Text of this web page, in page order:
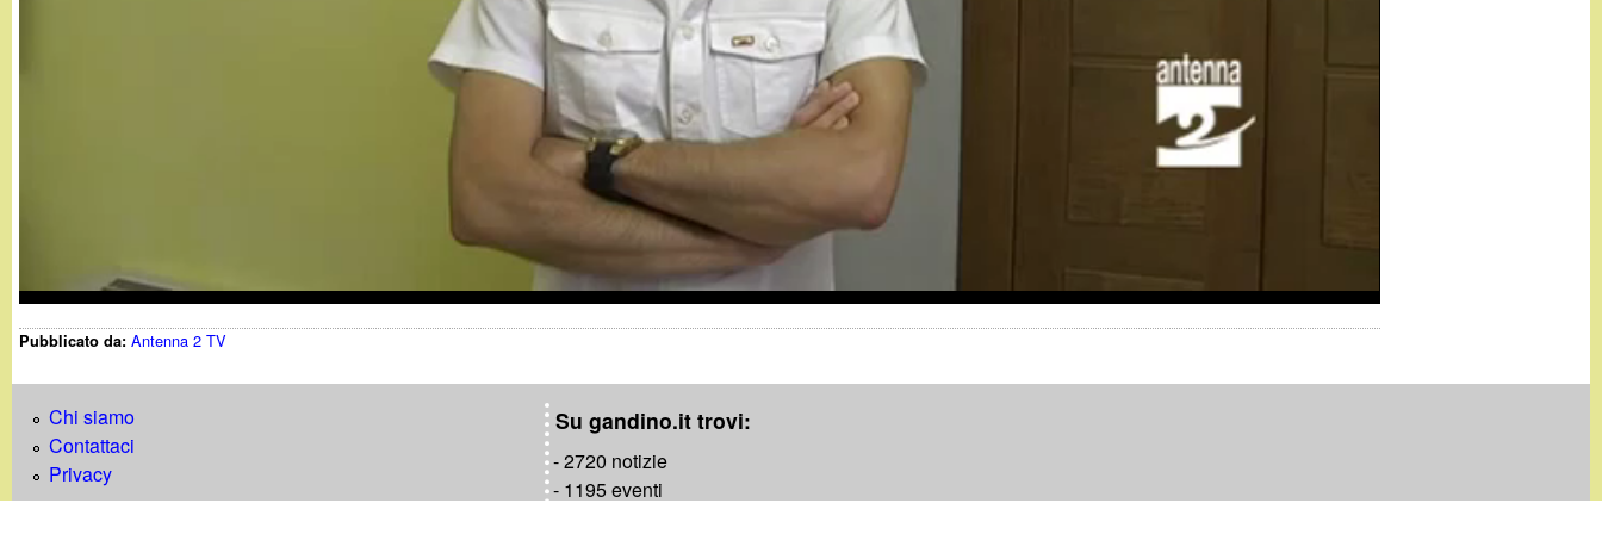
a
y
V
d
e
Pubblicato da:Antenna 2 TV
Chi siamo
Contattaci
Privacy
Su gandino.it trovi:
- 2720 notizie
- 1195 eventi